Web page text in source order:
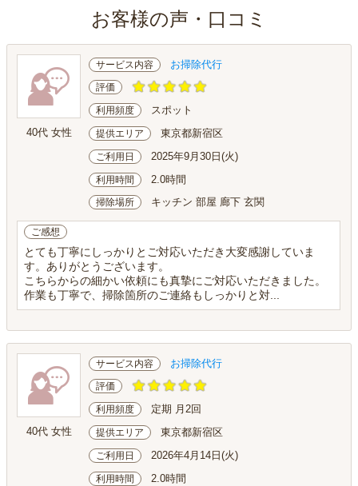
お客様の声・口コミ
40代 女性
サービス内容 お掃除代行
評価
利用頻度 スポット
提供エリア 東京都新宿区
ご利用日 2025年9月30日(火)
利用時間 2.0時間
掃除場所 キッチン 部屋 廊下 玄関
ご感想
とても丁寧にしっかりとご対応いただき大変感謝していま
す。ありがとうございます。
こちらからの細かい依頼にも真摯にご対応いただきました。
作業も丁寧で、掃除箇所のご連絡もしっかりと対...
40代 女性
サービス内容 お掃除代行
評価
利用頻度 定期 月2回
提供エリア 東京都新宿区
ご利用日 2026年4月14日(火)
利用時間 2.0時間